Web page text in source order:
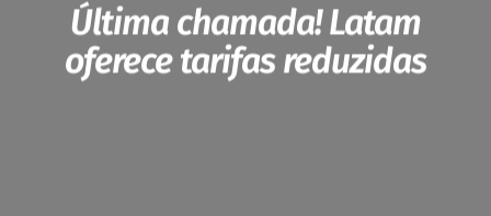
Última chamada! Latam
oferece tarifas reduzidas